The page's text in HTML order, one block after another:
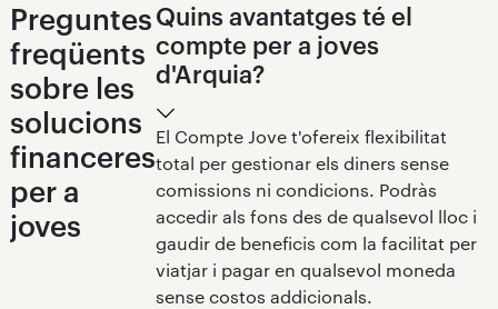
Preguntes
freqüents
sobre les
solucions
financeres
per a
joves
Quins avantatges té el
compte per a joves
d'Arquia?
El Compte Jove t'ofereix flexibilitat
total per gestionar els diners sense
comissions ni condicions. Podràs
accedir als fons des de qualsevol lloc i
gaudir de beneficis com la facilitat per
viatjar i pagar en qualsevol moneda
sense costos addicionals.